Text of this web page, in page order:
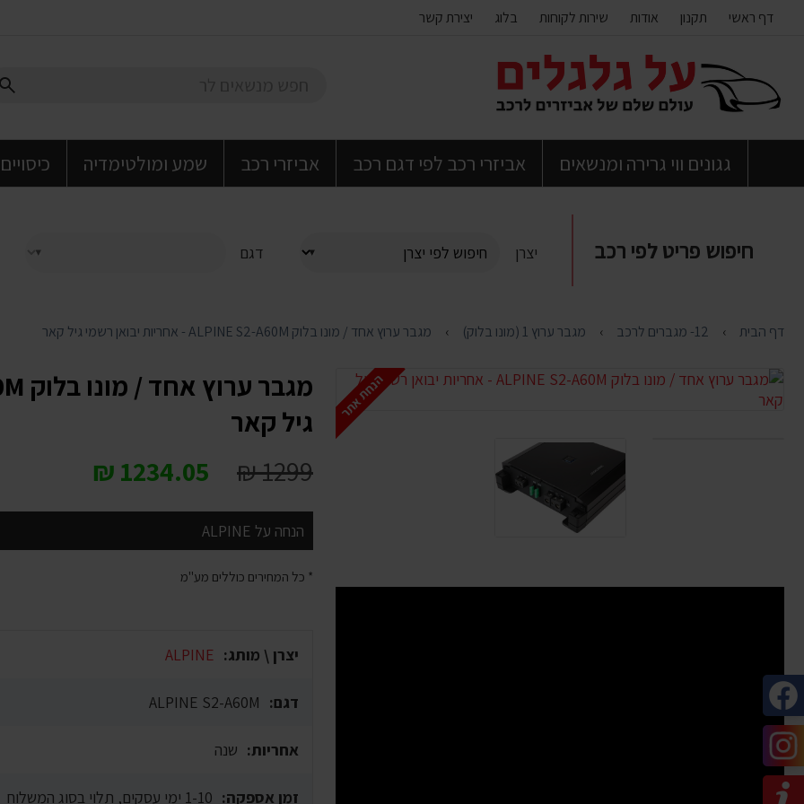
דף ראשי תקנון אודות שירות לקוחות בלוג יצירת קשר
גגונים ווי גרירה ומנשאים אביזרי רכב לפי דגם רכב אביזרי רכב שמע ומולטימדיה
חיפוש פריט לפי רכב יצרן דגם
דף הבית 12- מגברים לרכב מגבר ערוץ 1 (מונו בלוק) מגבר ערוץ אחד / מונו בלוק ALPINE S2-A60M - אחריות יבואן רשמי גיל קאר
הנחת אתר
גיל קאר
1299
₪
1234.05
₪
הנחה על ALPINE
* כל המחירים כוללים מע"מ
יצרן \ מותג: ALPINE
דגם: ALPINE S2-A60M
אחריות: שנה
זמן אספקה: 1-10 ימי עסקים, תלוי בסוג המשלוח